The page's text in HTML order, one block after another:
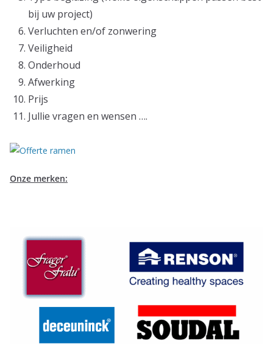
bij uw project)
Verluchten en/of zonwering
Veiligheid
Onderhoud
Afwerking
Prijs
Jullie vragen en wensen ….
Onze merken: